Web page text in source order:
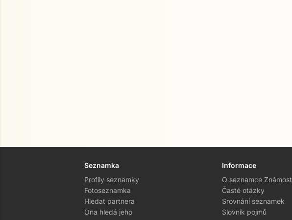
Seznamka
Profily seznamky
Fotoseznamka
Hledat partnera
Ona hledá jeho
Informace
O seznamce Známost
Časté otázky
Srovnání seznamek
Slovník pojmů